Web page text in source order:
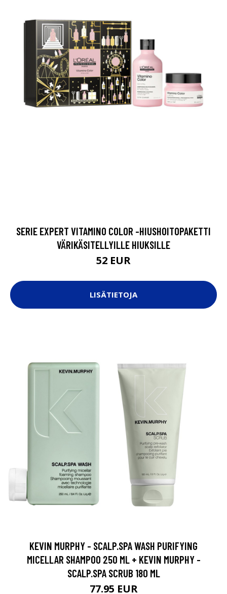
SERIE EXPERT VITAMINO COLOR -HIUSHOITOPAKETTI
VÄRIKÄSITELLYILLE HIUKSILLE
52 EUR
LISÄTIETOJA
KEVIN MURPHY - SCALP.SPA WASH PURIFYING
MICELLAR SHAMPOO 250 ML + KEVIN MURPHY -
SCALP.SPA SCRUB 180 ML
77.95 EUR